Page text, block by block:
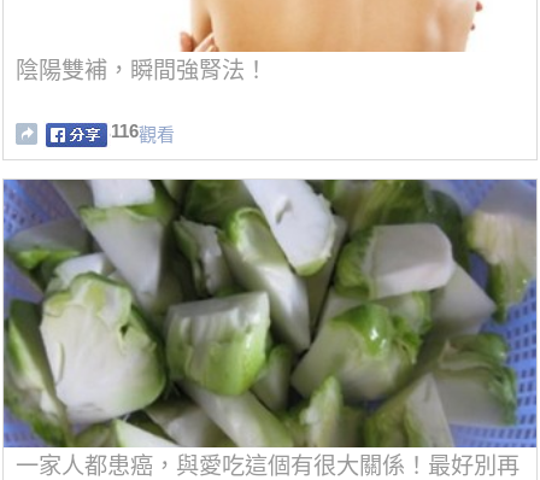
陰陽雙補，瞬間強腎法！
116觀看
一家人都患癌，與愛吃這個有很大關係！最好別再